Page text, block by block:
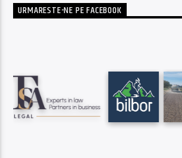
URMARESTE-NE PE FACEBOOK